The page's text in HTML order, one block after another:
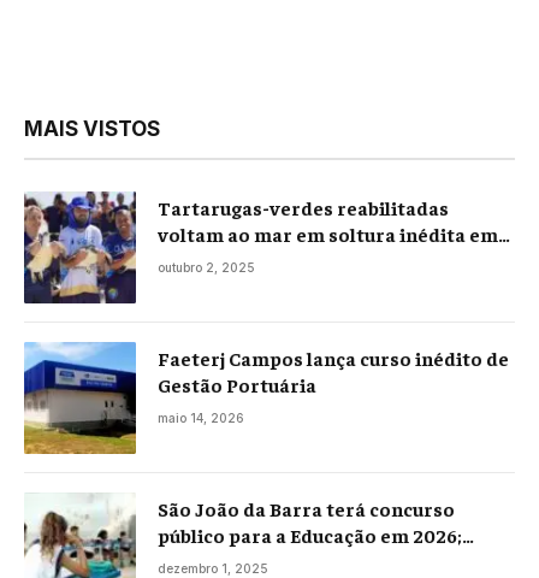
MAIS VISTOS
Tartarugas-verdes reabilitadas
voltam ao mar em soltura inédita em
Praia Seca
outubro 2, 2025
Faeterj Campos lança curso inédito de
Gestão Portuária
maio 14, 2026
São João da Barra terá concurso
público para a Educação em 2026;
projeto já está na Câmara
dezembro 1, 2025